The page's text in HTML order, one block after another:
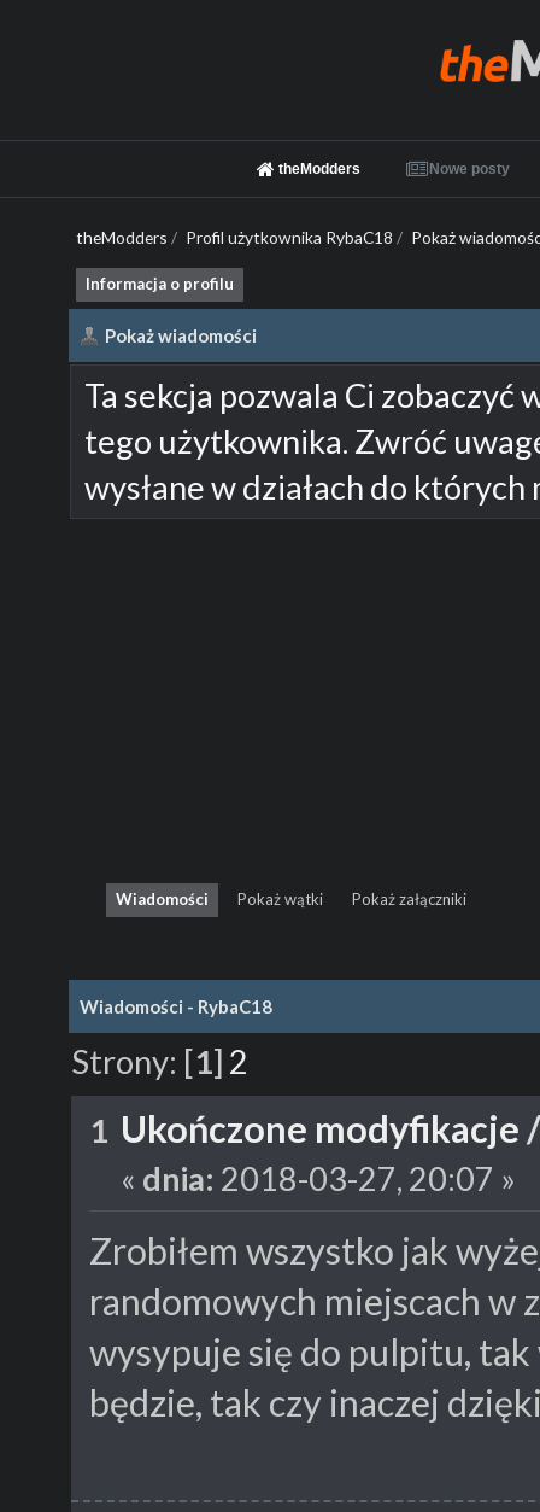
theModders Nowe posty
theModders / Profil użytkownika RybaC18 / Pokaż
Informacja o profilu
Pokaż wiadomości
Ta sekcja pozwala Ci zobaczyć
tego użytkownika. Zwróć
wysłane w działach do
Wiadomości Pokaż wątki Pokaż załączniki
Wiadomości - RybaC18
Strony: [1] 2
1 Ukończone modyfikacje
« dnia: 2018-03-27, 20:07 »
Zrobiłem wszystko jak
randomowych miejscach w
wysypuje się do pulpitu,
będzie, tak czy inaczej